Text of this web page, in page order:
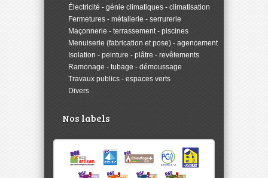
Électricité - génie climatiques - climatisation
Fermetures - métallerie - serrurerie
Maçonnerie - terrassement - piscines
Menuiserie (fabrication et pose) - agencement
Isolation - peinture - plâtre - revêtements
Ramonage - tubage - démoussage
Travaux publics - espaces verts
Divers
Nos labels